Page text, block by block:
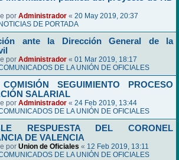
por Administrador « 20 May 2019, 20:37
NOTICIAS DE PORTADA
ante la Dirección General de la
por Administrador « 01 Mar 2019, 18:17
DE LA UNIÓN DE OFICIALES
COMISIÓN SEGUIMIENTO PROCESO
SALARIAL
por Administrador « 24 Feb 2019, 13:44
DE LA UNIÓN DE OFICIALES
RESPUESTA DEL CORONEL
DE VALENCIA
por Union de Oficiales « 12 Feb 2019, 13:11
DE LA UNIÓN DE OFICIALES